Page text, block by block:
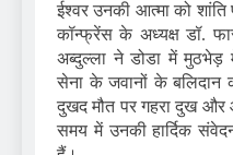
ईश्वर उनकी आत्मा को
कॉन्फ्रेंस के अध्यक्ष डॉ.
अब्दुल्ला ने डोडा में
सेना के जवानों के बलिदान
दुखद मौत पर गहरा दुख
समय में उनकी हार्दिक